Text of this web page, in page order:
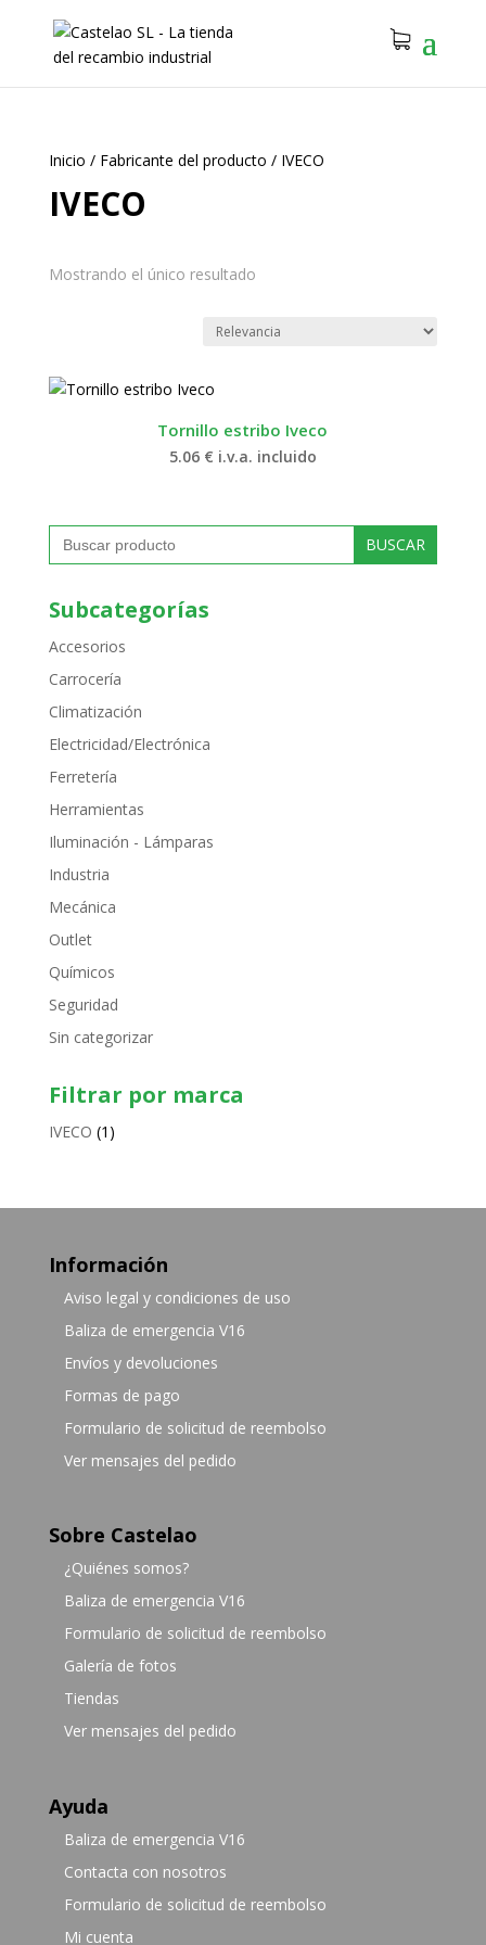
Inicio / Fabricante del producto / IVECO
IVECO
Mostrando el único resultado
Tornillo estribo Iveco
5.06 € i.v.a. incluido
Buscar:
Subcategorías
Accesorios
Carrocería
Climatización
Electricidad/Electrónica
Ferretería
Herramientas
Iluminación - Lámparas
Industria
Mecánica
Outlet
Químicos
Seguridad
Sin categorizar
Filtrar por marca
IVECO (1)
Información
Aviso legal y condiciones de uso
Baliza de emergencia V16
Envíos y devoluciones
Formas de pago
Formulario de solicitud de reembolso
Ver mensajes del pedido
Sobre Castelao
¿Quiénes somos?
Baliza de emergencia V16
Formulario de solicitud de reembolso
Galería de fotos
Tiendas
Ver mensajes del pedido
Ayuda
Baliza de emergencia V16
Contacta con nosotros
Formulario de solicitud de reembolso
Mi cuenta